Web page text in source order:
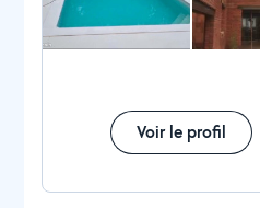
toilette, sanibroyeur,
faience, *la maçonnerie
des horaires et tarifs rc et
Voir le profil